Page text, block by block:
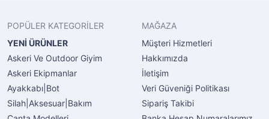
POPÜLER KATEGORİLER
YENİ ÜRÜNLER
Askeri Ve Outdoor Giyim
Askeri Ekipmanlar
Ayakkabı|Bot
Silah|Aksesuar|Bakım
MAĞAZA
Müşteri Hizmetleri
Hakkımızda
İletişim
Veri Güveniği Politikası
Sipariş Takibi